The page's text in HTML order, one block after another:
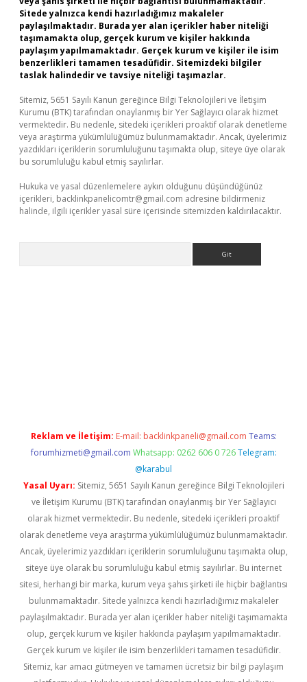
Sitede yalnızca kendi hazırladığımız makaleler
paylaşılmaktadır. Burada yer alan içerikler haber niteliği
taşımamakta olup, gerçek kurum ve kişiler hakkında
paylaşım yapılmamaktadır. Gerçek kurum ve kişiler ile isim
benzerlikleri tamamen tesadüfidir. Sitemizdeki bilgiler
taslak halindedir ve tavsiye niteliği taşımazlar.
Sitemiz, 5651 Sayılı Kanun gereğince Bilgi Teknolojileri ve İletişim
Kurumu (BTK) tarafından onaylanmış bir Yer Sağlayıcı olarak hizmet
vermektedir. Bu nedenle, sitedeki içerikleri proaktif olarak denetleme
veya araştırma yükümlülüğümüz bulunmamaktadır. Ancak, üyelerimiz
yazdıkları içeriklerin sorumluluğunu taşımakta olup, siteye üye olarak
bu sorumluluğu kabul etmiş sayılırlar.
Hukuka ve yasal düzenlemelere aykırı olduğunu düşündüğünüz
içerikleri, backlinkpanelicomtr@gmail.com adresine bildirmeniz
halinde, ilgili içerikler yasal süre içerisinde sitemizden kaldırılacaktır.
Reklam ve İletişim: E-mail: backlinkpaneli@gmail.com Teams:
forumhizmeti@gmail.com Whatsapp: 0262 606 0 726 Telegram:
@karabul
Yasal Uyarı: Sitemiz, 5651 Sayılı Kanun gereğince Bilgi Teknolojileri
ve İletişim Kurumu (BTK) tarafından onaylanmış bir Yer Sağlayıcı
olarak hizmet vermektedir. Bu nedenle, sitedeki içerikleri proaktif
olarak denetleme veya araştırma yükümlülüğümüz bulunmamaktadır.
Ancak, üyelerimiz yazdıkları içeriklerin sorumluluğunu taşımakta olup,
siteye üye olarak bu sorumluluğu kabul etmiş sayılırlar. Bu internet
sitesi, herhangi bir marka, kurum veya şahıs şirketi ile hiçbir bağlantısı
bulunmamaktadır. Sitede yalnızca kendi hazırladığımız makaleler
paylaşılmaktadır. Burada yer alan içerikler haber niteliği taşımamakta
olup, gerçek kurum ve kişiler hakkında paylaşım yapılmamaktadır.
Gerçek kurum ve kişiler ile isim benzerlikleri tamamen tesadüfidir.
Sitemiz, kar amacı gütmeyen ve tamamen ücretsiz bir bilgi paylaşım